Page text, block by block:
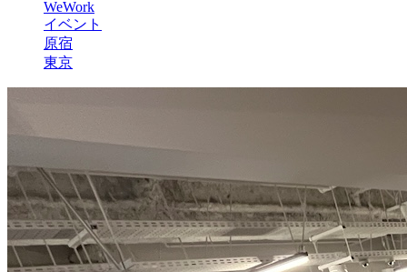
WeWork
イベント
原宿
東京